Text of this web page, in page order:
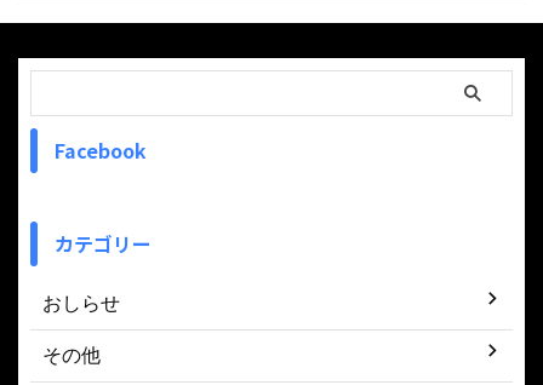
Facebook
カテゴリー
おしらせ
その他